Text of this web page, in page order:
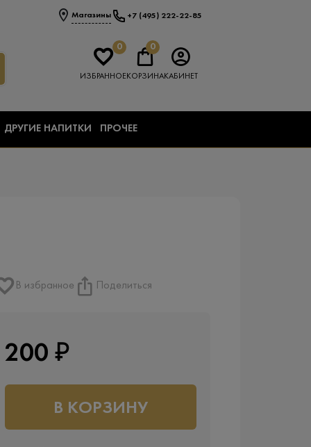
Магазины +7 (495) 222-22-85
0
ИЗБРАННОЕ
0
КОРЗИНАКАБИНЕТ
ДРУГИЕ НАПИТКИ ПРОЧЕЕ
В избранное Поделиться
200 ₽
В КОРЗИНУ